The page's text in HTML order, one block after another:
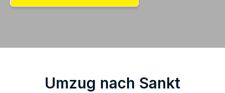
Umzug nach Sankt